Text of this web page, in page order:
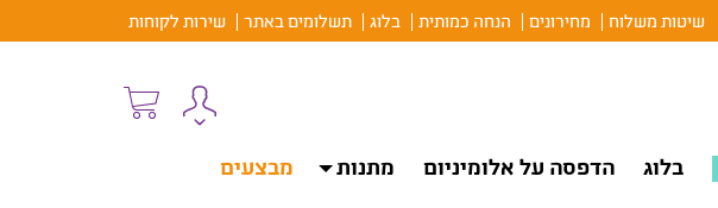
שיטות משלוח מחירונים הנחה כמותית בלוג תשלומים באתר שירות לקוחות
בלוג הדפסה על אלומיניום מתנות
מבצעים